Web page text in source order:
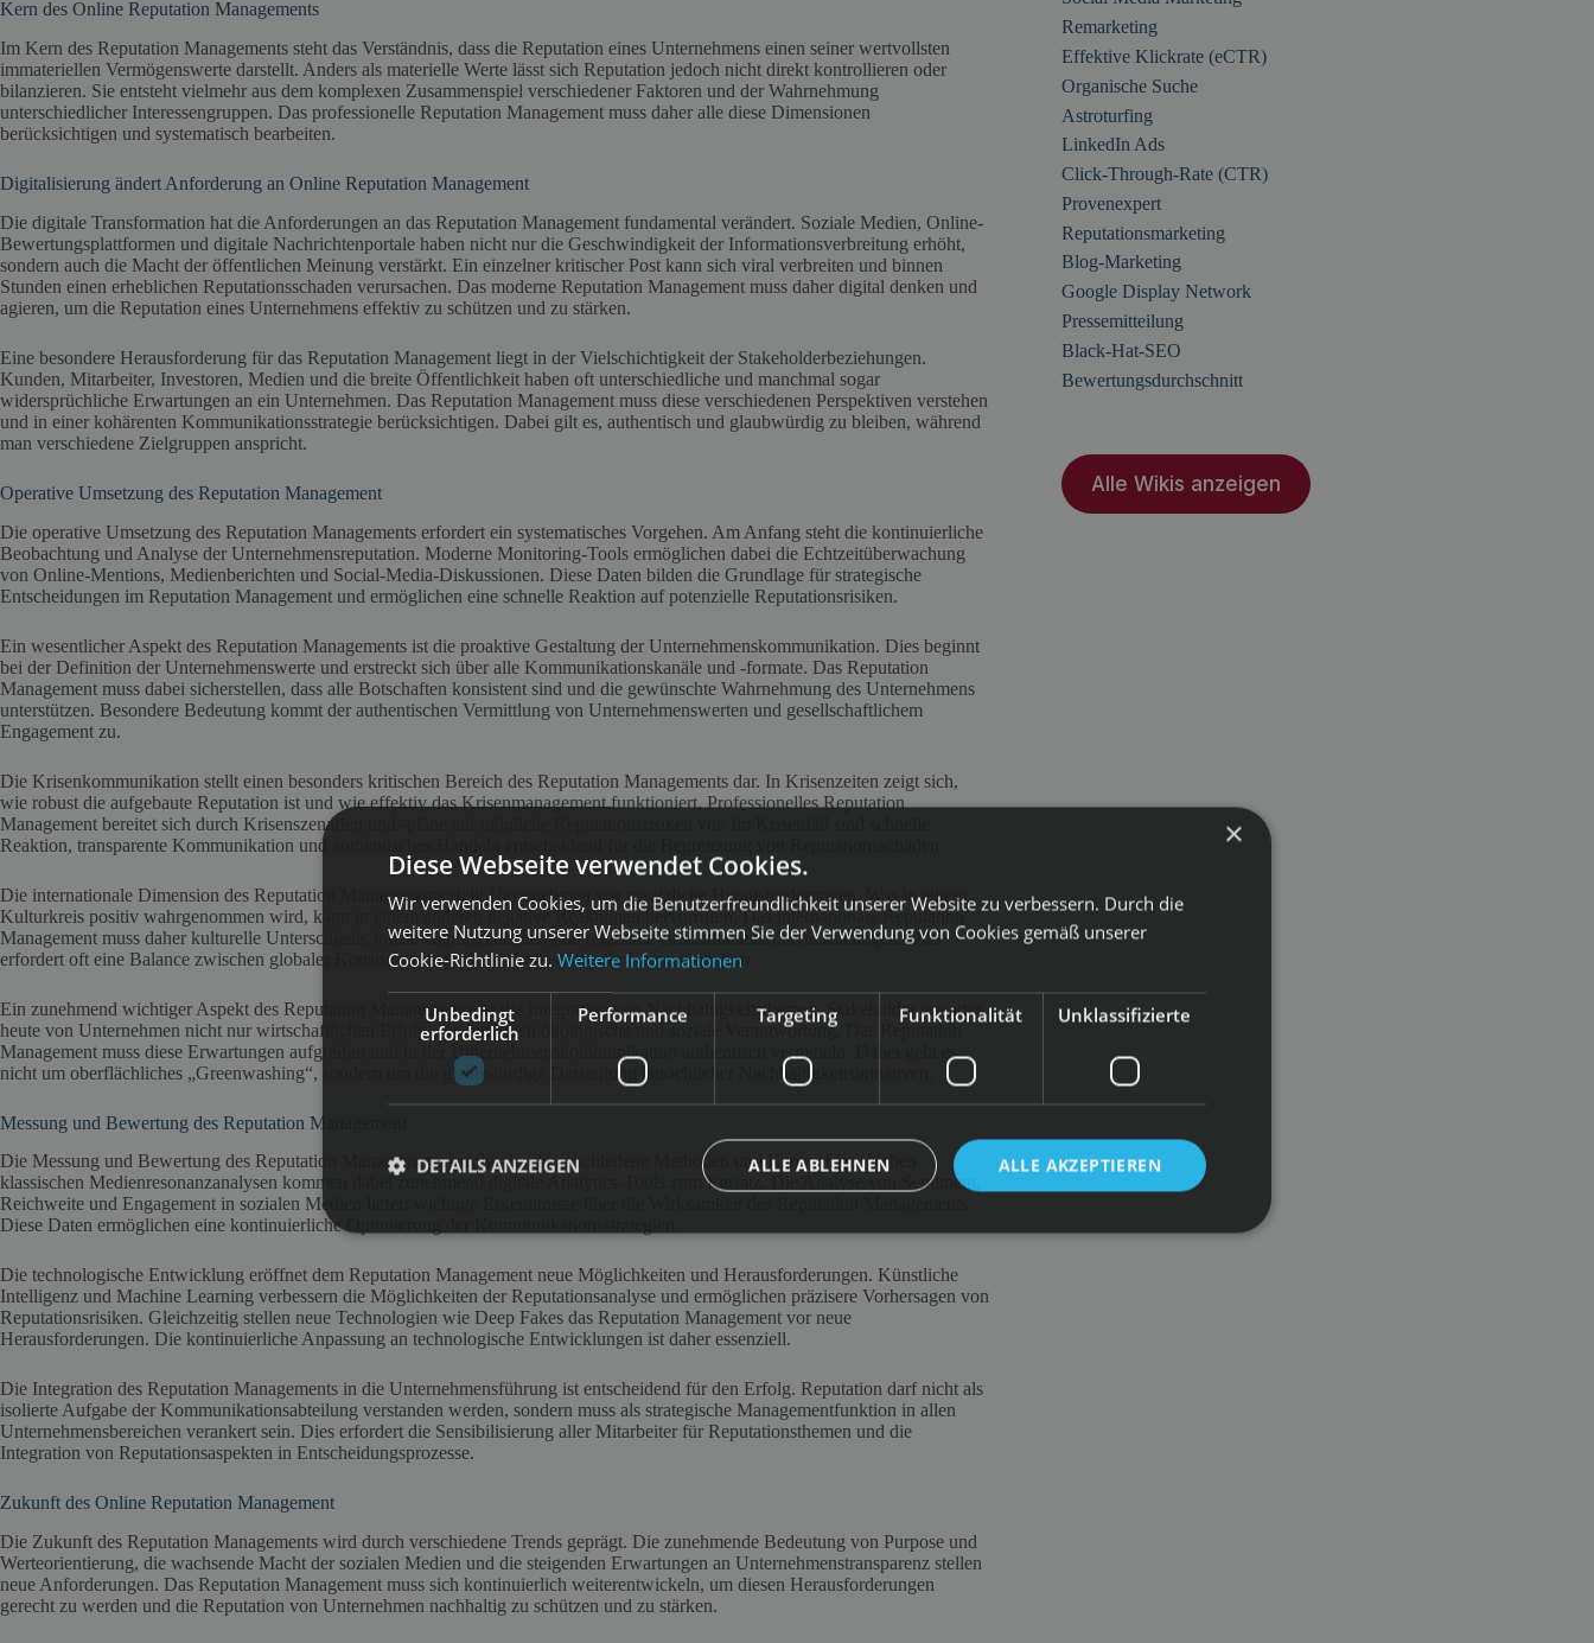
Kern des Online Reputation Managements
Im Kern des Reputation Managements steht das Verständnis, dass die Reputation eines Unternehmens einen seiner wertvollsten
immateriellen Vermögenswerte darstellt. Anders als materielle Werte lässt sich Reputation jedoch nicht direkt kontrollieren oder
bilanzieren. Sie entsteht vielmehr aus dem komplexen Zusammenspiel verschiedener Faktoren und der Wahrnehmung
unterschiedlicher Interessengruppen. Das professionelle Reputation Management muss daher alle diese Dimensionen
berücksichtigen und systematisch bearbeiten.
Digitalisierung ändert Anforderung an Online Reputation Management
Die digitale Transformation hat die Anforderungen an das Reputation Management fundamental verändert. Soziale Medien, Online-
Bewertungsplattformen und digitale Nachrichtenportale haben nicht nur die Geschwindigkeit der Informationsverbreitung erhöht,
sondern auch die Macht der öffentlichen Meinung verstärkt. Ein einzelner kritischer Post kann sich viral verbreiten und binnen
Stunden einen erheblichen Reputationsschaden verursachen. Das moderne Reputation Management muss daher digital denken und
agieren, um die Reputation eines Unternehmens effektiv zu schützen und zu stärken.
Eine besondere Herausforderung für das Reputation Management liegt in der Vielschichtigkeit der Stakeholderbeziehungen.
Kunden, Mitarbeiter, Investoren, Medien und die breite Öffentlichkeit haben oft unterschiedliche und manchmal sogar
widersprüchliche Erwartungen an ein Unternehmen. Das Reputation Management muss diese verschiedenen Perspektiven verstehen
und in einer kohärenten Kommunikationsstrategie berücksichtigen. Dabei gilt es, authentisch und glaubwürdig zu bleiben, während
man verschiedene Zielgruppen anspricht.
Operative Umsetzung des Reputation Management
Die operative Umsetzung des Reputation Managements erfordert ein systematisches Vorgehen. Am Anfang steht die kontinuierliche
Beobachtung und Analyse der Unternehmensreputation. Moderne Monitoring-Tools ermöglichen dabei die Echtzeitüberwachung
von Online-Mentions, Medienberichten und Social-Media-Diskussionen. Diese Daten bilden die Grundlage für strategische
Entscheidungen im Reputation Management und ermöglichen eine schnelle Reaktion auf potenzielle Reputationsrisiken.
Ein wesentlicher Aspekt des Reputation Managements ist die proaktive Gestaltung der Unternehmenskommunikation. Dies beginnt
bei der Definition der Unternehmenswerte und erstreckt sich über alle Kommunikationskanäle und -formate. Das Reputation
Management muss dabei sicherstellen, dass alle Botschaften konsistent sind und die gewünschte Wahrnehmung des Unternehmens
unterstützen. Besondere Bedeutung kommt der authentischen Vermittlung von Unternehmenswerten und gesellschaftlichem
Engagement zu.
Die Krisenkommunikation stellt einen besonders kritischen Bereich des Reputation Managements dar. In Krisenzeiten zeigt sich,
wie robust die aufgebaute Reputation ist und wie effektiv das Krisenmanagement funktioniert. Professionelles Reputation
Management bereitet sich durch Krisenszenarien und -pläne auf mögliche Reputationsrisiken vor. Im Krisenfall sind schnelle
Reaktion, transparente Kommunikation und authentisches Handeln entscheidend für die Begrenzung von Reputationsschäden.
Die internationale Dimension des Reputation Managements stellt Unternehmen vor zusätzliche Herausforderungen. Was in einem
Kulturkreis positiv wahrgenommen wird, kann in einem anderen negative Reaktionen hervorrufen. Das internationale Reputation
Management muss daher kulturelle Unterschiede, lokale Gepflogenheiten und regionale Besonderheiten berücksichtigen. Dies
erfordert oft eine Balance zwischen globaler Konsistenz und lokaler Anpassung der Kommunikation.
Ein zunehmend wichtiger Aspekt des Reputation Managements ist die Integration von Nachhaltigkeitsthemen. Stakeholder erwarten
heute von Unternehmen nicht nur wirtschaftlichen Erfolg, sondern auch ökologische und soziale Verantwortung. Das Reputation
Management muss diese Erwartungen aufgreifen und in der Unternehmenskommunikation authentisch vermitteln. Dabei geht es
nicht um oberflächliches „Greenwashing“, sondern um die glaubwürdige Darstellung tatsächlicher Nachhaltigkeitsinitiativen.
Messung und Bewertung des Reputation Management
Die Messung und Bewertung des Reputation Managements erfolgt durch verschiedene Methoden und Kennzahlen. Neben
klassischen Medienresonanzanalysen kommen dabei zunehmend digitale Analytics-Tools zum Einsatz. Die Analyse von Sentiment,
Reichweite und Engagement in sozialen Medien liefert wichtige Erkenntnisse über die Wirksamkeit des Reputation Managements.
Diese Daten ermöglichen eine kontinuierliche Optimierung der Kommunikationsstrategien.
Die technologische Entwicklung eröffnet dem Reputation Management neue Möglichkeiten und Herausforderungen. Künstliche
Intelligenz und Machine Learning verbessern die Möglichkeiten der Reputationsanalyse und ermöglichen präzisere Vorhersagen von
Reputationsrisiken. Gleichzeitig stellen neue Technologien wie Deep Fakes das Reputation Management vor neue
Herausforderungen. Die kontinuierliche Anpassung an technologische Entwicklungen ist daher essenziell.
Die Integration des Reputation Managements in die Unternehmensführung ist entscheidend für den Erfolg. Reputation darf nicht als
isolierte Aufgabe der Kommunikationsabteilung verstanden werden, sondern muss als strategische Managementfunktion in allen
Unternehmensbereichen verankert sein. Dies erfordert die Sensibilisierung aller Mitarbeiter für Reputationsthemen und die
Integration von Reputationsaspekten in Entscheidungsprozesse.
Zukunft des Online Reputation Management
Die Zukunft des Reputation Managements wird durch verschiedene Trends geprägt. Die zunehmende Bedeutung von Purpose und
Werteorientierung, die wachsende Macht der sozialen Medien und die steigenden Erwartungen an Unternehmenstransparenz stellen
neue Anforderungen. Das Reputation Management muss sich kontinuierlich weiterentwickeln, um diesen Herausforderungen
gerecht zu werden und die Reputation von Unternehmen nachhaltig zu schützen und zu stärken.
Remarketing
Effektive Klickrate (eCTR)
Organische Suche
Astroturfing
LinkedIn Ads
Click-Through-Rate (CTR)
Provenexpert
Reputationsmarketing
Blog-Marketing
Google Display Network
Pressemitteilung
Black-Hat-SEO
Bewertungsdurchschnitt
Alle Wikis anzeigen
×
Diese Webseite verwendet Cookies.
Wir verwenden Cookies, um die Benutzerfreundlichkeit unserer Website zu verbessern. Durch die
weitere Nutzung unserer Webseite stimmen Sie der Verwendung von Cookies gemäß unserer
Cookie-Richtlinie zu. Weitere Informationen
Unbedingt
erforderlich
Performance Targeting Funktionalität Unklassifizierte
ALLE AKZEPTIEREN
ALLE ABLEHNEN
DETAILS ANZEIGEN